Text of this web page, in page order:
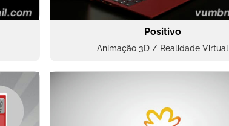
Positivo
Animação 3D / Realidade Virtual